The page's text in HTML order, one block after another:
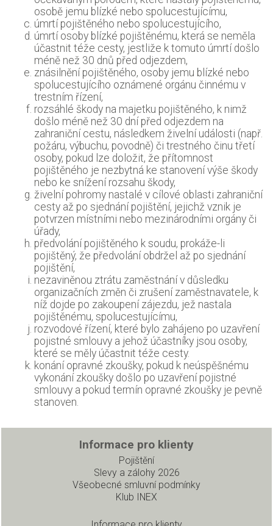
osobě jemu blízké nebo spolucestujícímu,
úmrtí pojištěného nebo spolucestujícího,
úmrtí osoby blízké pojištěnému, která se neměla
účastnit téže cesty, jestliže k tomuto úmrtí došlo
méně než 30 dnů před odjezdem,
znásilnění pojištěného, osoby jemu blízké nebo
spolucestujícího oznámené orgánu činnému v
trestním řízení,
rozsáhlé škody na majetku pojištěného, k nimž
došlo méně než 30 dní před odjezdem na
zahraniční cestu, následkem živelní události (např.
požáru, výbuchu, povodně) či trestného činu třetí
osoby, pokud lze doložit, že přítomnost
pojištěného je nezbytná ke stanovení výše škody
nebo ke snížení rozsahu škody,
živelní pohromy nastalé v cílové oblasti zahraniční
cesty až po sjednání pojištění, jejichž vznik je
potvrzen místními nebo mezinárodními orgány či
úřady,
předvolání pojištěného k soudu, prokáže-li
pojištěný, že předvolání obdržel až po sjednání
pojištění,
nezaviněnou ztrátu zaměstnání v důsledku
organizačních změn či zrušení zaměstnavatele, k
níž dojde po zakoupení zájezdu, jež nastala
pojištěnému, spolucestujícímu,
rozvodové řízení, které bylo zahájeno po uzavření
pojistné smlouvy a jehož účastníky jsou osoby,
které se měly účastnit téže cesty.
konání opravné zkoušky, pokud k neúspěšnému
vykonání zkoušky došlo po uzavření pojistné
smlouvy a pokud termín opravné zkoušky je pevně
stanoven.
Informace pro klienty
Pojištění
Slevy a zálohy 2026
Všeobecné smluvní podmínky
Klub INEX